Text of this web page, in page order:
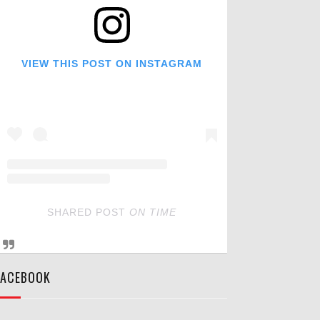
VIEW THIS POST ON INSTAGRAM
SHARED POST ON TIME